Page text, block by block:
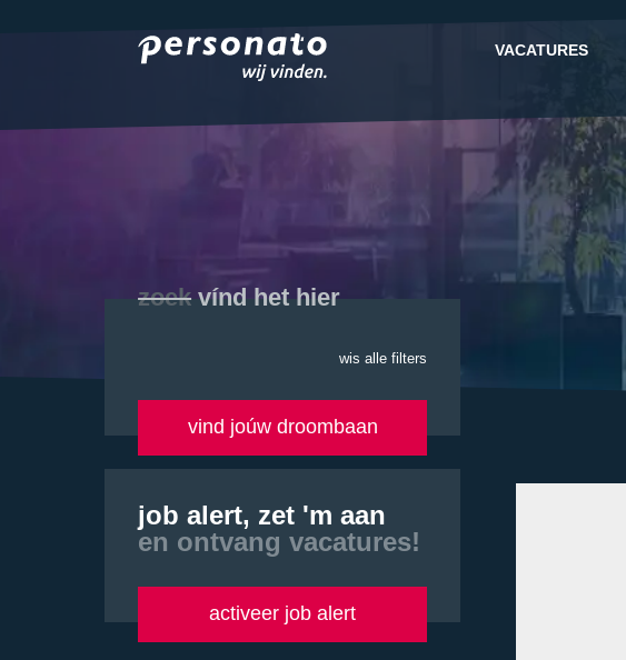
ONZE DIENSTEN
OVER PERSONATO
CONTACT
VACATURES
zoekvínd het hier
wis alle filters
vind joúw droombaan
job alert, zet 'm aan
en ontvang vacatures!
activeer job alert